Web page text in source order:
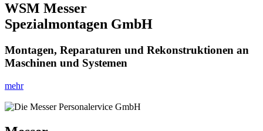
WSM Messer
Spezialmontagen GmbH
Montagen, Reparaturen und Rekonstruktionen an
Maschinen und Systemen
mehr